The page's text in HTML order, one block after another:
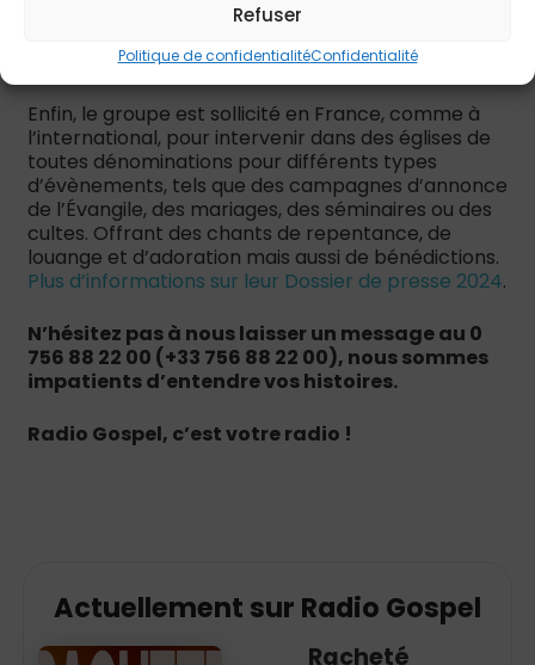
Refuser
Politique de confidentialitéConfidentialité
Une musicalité sans frontières
Enfin, le groupe est sollicité en France, comme à
l’international, pour intervenir dans des églises de
toutes dénominations pour différents types
d’évènements, tels que des campagnes d’annonce
de l’Évangile, des mariages, des séminaires ou des
cultes. Offrant des chants de repentance, de
louange et d’adoration mais aussi de bénédictions.
Plus d’informations sur leur Dossier de presse 2024.
N’hésitez pas à nous laisser un message au 0
756 88 22 00 (+33 756 88 22 00), nous sommes
impatients d’entendre vos histoires.
Radio Gospel, c’est votre radio !
Actuellement sur Radio Gospel
Racheté